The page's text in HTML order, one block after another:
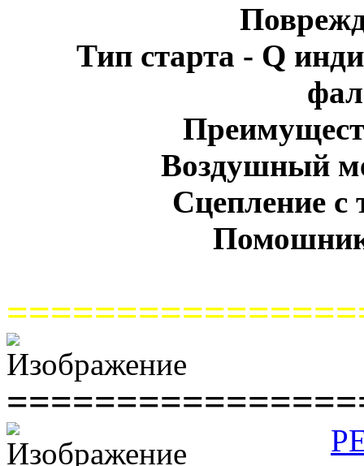
Тип старта - Q
Воздушный
Сцепление с